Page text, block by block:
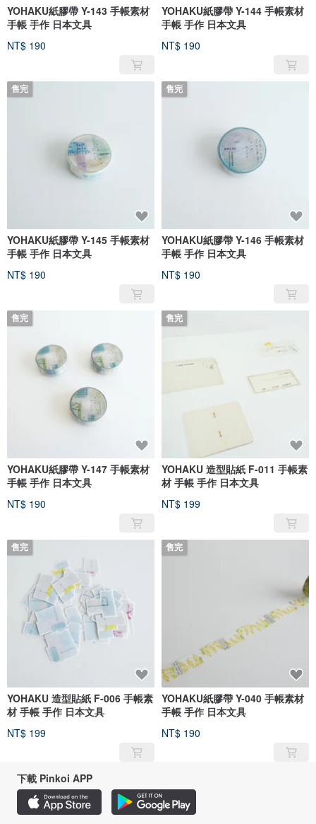
YOHAKU紙膠帶 Y-143 手帳素材
手帳 手作 日本文具
NT$ 190
YOHAKU紙膠帶 Y-144 手帳素材
手帳 手作 日本文具
NT$ 190
售完
YOHAKU紙膠帶 Y-145 手帳素材
手帳 手作 日本文具
NT$ 190
售完
YOHAKU紙膠帶 Y-146 手帳素材
手帳 手作 日本文具
NT$ 190
售完
YOHAKU紙膠帶 Y-147 手帳素材
手帳 手作 日本文具
NT$ 190
售完
YOHAKU 造型貼紙 F-011 手帳素
材 手帳 手作 日本文具
NT$ 199
售完
YOHAKU 造型貼紙 F-006 手帳素
材 手帳 手作 日本文具
NT$ 199
售完
YOHAKU紙膠帶 Y-040 手帳素材
手帳 手作 日本文具
NT$ 190
下載 Pinkoi APP